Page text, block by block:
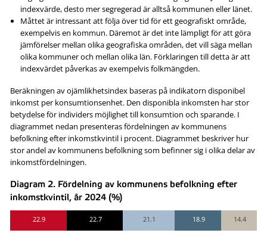
indexvärde, desto mer segregerad är alltså kommunen eller länet.
Måttet är intressant att följa över tid för ett geografiskt område,
exempelvis en kommun. Däremot är det inte lämpligt för att göra
jämförelser mellan olika geografiska områden, det vill säga mellan
olika kommuner och mellan olika län. Förklaringen till detta är att
indexvärdet påverkas av exempelvis folkmängden.
Beräkningen av ojämlikhetsindex baseras på indikatorn disponibel
inkomst per konsumtionsenhet. Den disponibla inkomsten har stor
betydelse för individers möjlighet till konsumtion och sparande. I
diagrammet nedan presenteras fördelningen av kommunens
befolkning efter inkomstkvintil i procent. Diagrammet beskriver hur
stor andel av kommunens befolkning som befinner sig i olika delar av
inkomstfördelningen.
Diagram 2. Fördelning av kommunens befolkning efter
inkomstkvintil, år 2024 (%)
22.9 22.7 21.1 18.9 14.4